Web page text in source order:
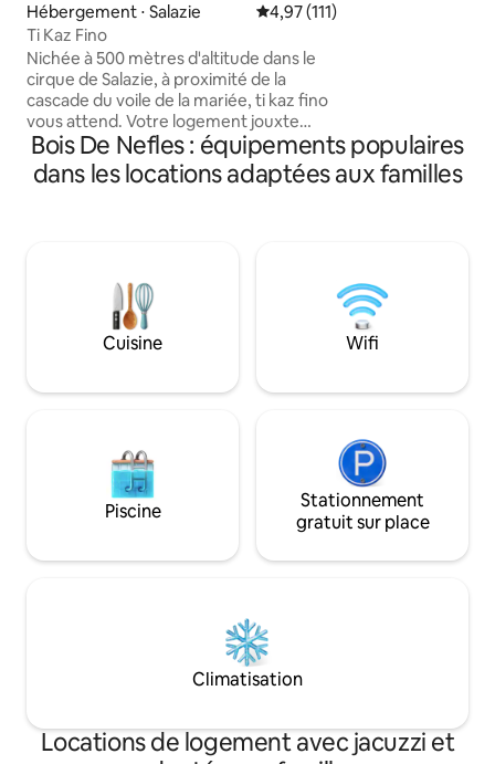
Hébergement ⋅ Salazie Évaluation moyenne sur la
4,97 (111)
Ti Kaz Fino
Nichée à 500 mètres d'altitude dans le
cirque de Salazie, à proximité de la
cascade du voile de la mariée, ti kaz fino
vous attend. Votre logement jouxte
notre demeure, mais dispose de sa
propre entrée indépendante. Vous
pourrez profiter de notre jardin et
votre arrivée, un rougail saucisses de
Salazie vous sera proposé, servi dans
bientôt au
Bois De Nefles : équipements populaires
dans les locations adaptées aux familles
Cuisine Wifi
Piscine
Stationnement
gratuit sur place
Climatisation
Locations de logement avec jacuzzi et